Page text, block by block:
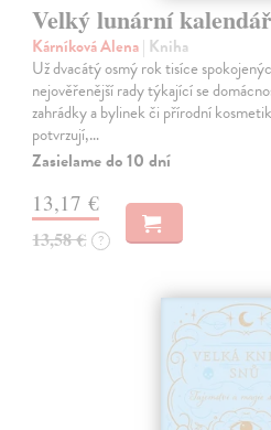
Velký lunární
Kárníková Alena| Kniha
Už dvacátý osmý rok tisíce
nejověřenější rady týkající se
zahrádky a bylinek či přírodní
potvrzují,…
Zasielame do 10 dní
13,17 €
13,58 € ?